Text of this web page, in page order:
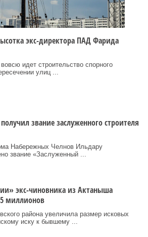
экс-директора ПАД Фарида
идет строительство спорного
улиц ...
звание заслуженного строителя
Набережных Челнов Ильдару
звание «Заслуженный ...
экс-чиновника из Актаныша
миллионов
района увеличила размер исковых
иску к бывшему ...